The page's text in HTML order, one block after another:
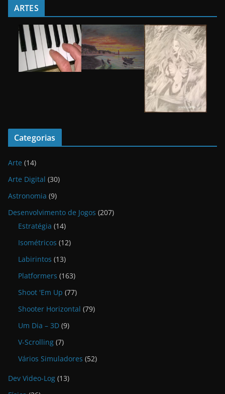
ARTES
Categorias
Arte (14)
Arte Digital (30)
Astronomia (9)
Desenvolvimento de Jogos (207)
Estratégia (14)
Isométricos (12)
Labirintos (13)
Platformers (163)
Shoot 'Em Up (77)
Shooter Horizontal (79)
Um Dia – 3D (9)
V-Scrolling (7)
Vários Simuladores (52)
Dev Video-Log (13)